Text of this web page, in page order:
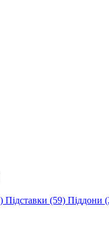
Підставки (59) Піддони